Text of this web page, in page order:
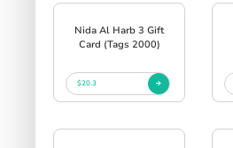
Nida Al Harb 3 Gift
Card (Tags 2000)
$20.3